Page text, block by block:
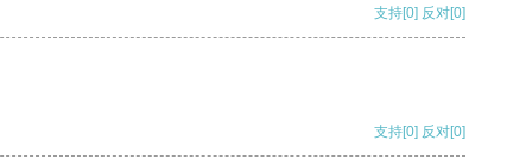
支持[0] 反对[0]
支持[0] 反对[0]